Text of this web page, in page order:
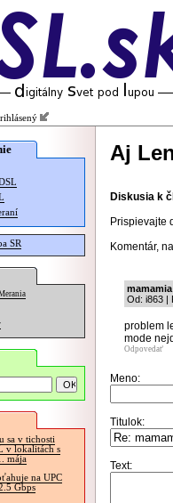
SR
sa v tichosti
v lokalitách s
mája
na UPC
Gbps
Aj
Diskusia k
Prispievajte
Komentár,
mamamia
Od: i863 |
problem
mode
Odpovedať
Meno:
Titulok:
Text: